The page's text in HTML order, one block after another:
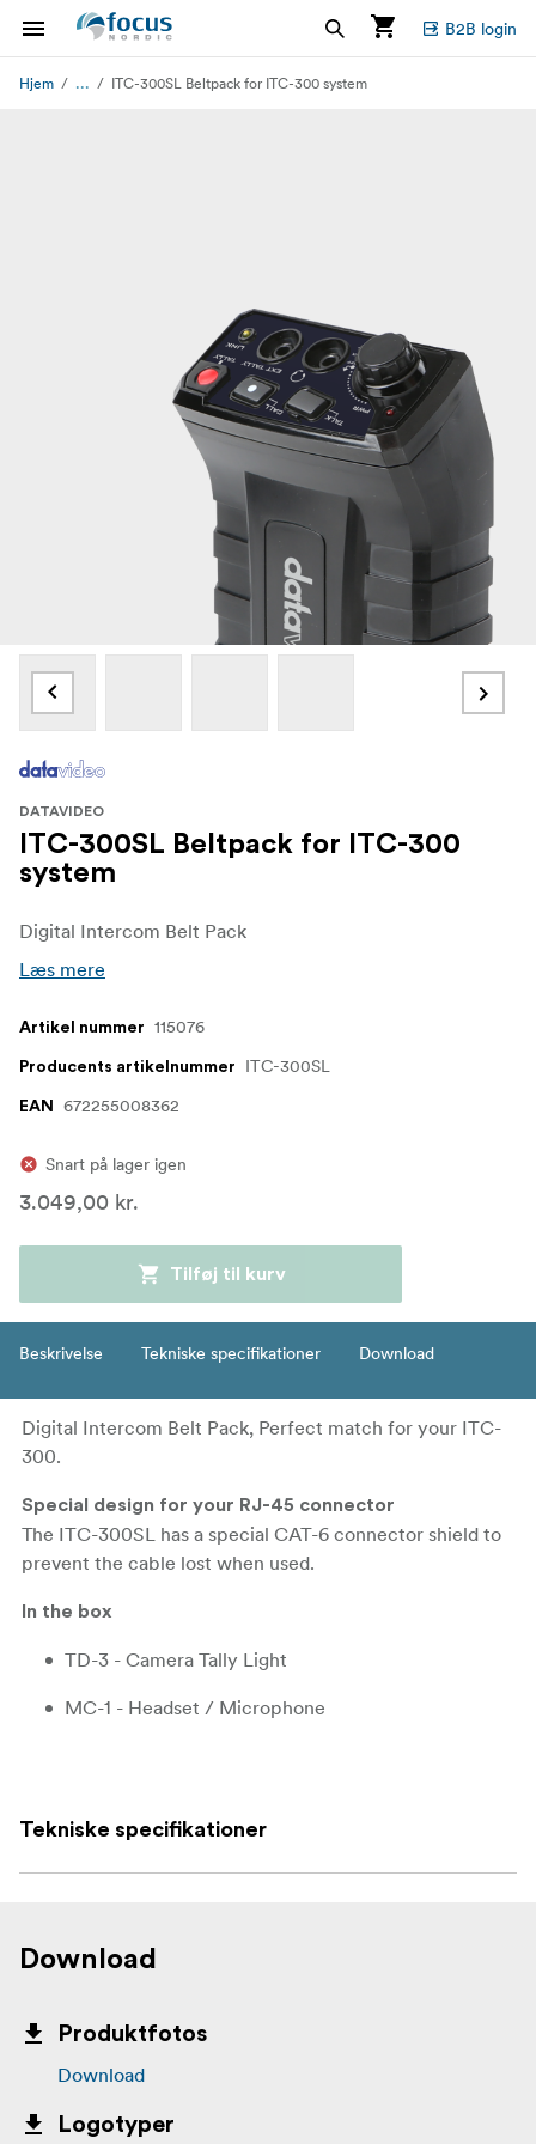
B2B login
Hjem ... ITC-300SL Beltpack for ITC-300 system
DATAVIDEO
ITC-300SL Beltpack for ITC-300
system
Digital Intercom Belt Pack
Læs mere
Artikel nummer 115076
Producents artikelnummer ITC-300SL
EAN 672255008362
Snart på lager igen
3.049,00 kr.
Tilføj til kurv
Beskrivelse Tekniske specifikationer Download
Digital Intercom Belt Pack, Perfect match for your ITC-
300.
Special design for your RJ-45 connector
The ITC-300SL has a special CAT-6 connector shield to
prevent the cable lost when used.
In the box
TD-3 - Camera Tally Light
MC-1 - Headset / Microphone
1 x Velcro
Tekniske specifikationer
Download
Produktfotos
Download
Logotyper